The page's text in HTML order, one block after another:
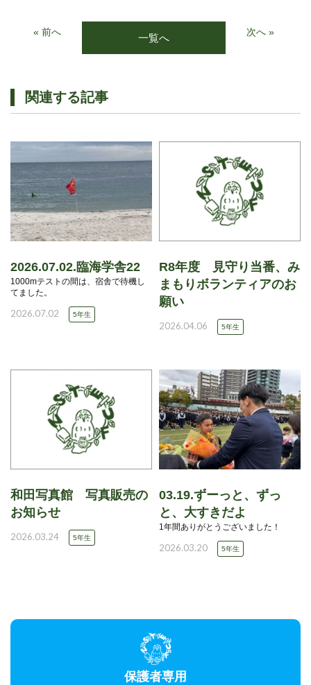
« 前へ 一覧へ 次へ »
関連する記事
2026.07.02.臨海学舎22
1000mテストの間は、宿舎で待機し
てました。
2026.07.02 5年生
R8年度 見守り当番、み
まもりボランティアのお
願い
2026.04.06 5年生
和田写真館 写真販売の
お知らせ
2026.03.24 5年生
03.19.ずーっと、ずっ
と、大すきだよ
1年間ありがとうございました！
2026.03.20 5年生
保護者専用